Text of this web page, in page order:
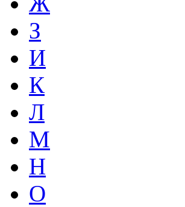
З
И
К
Л
М
Н
О